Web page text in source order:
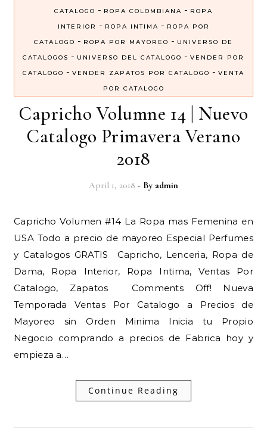
CATALOGO - ROPA COLOMBIANA - ROPA
INTERIOR
- ROPA INTIMA - ROPA POR
CATALOGO - ROPA POR MAYOREO - UNIVERSO DE
CATALOGOS - UNIVERSO DEL CATALOGO - VENDER POR
CATALOGO - VENDER ZAPATOS POR CATALOGO - VENTA
POR CATALOGO
Capricho Volumne 14 | Nuevo
Catalogo Primavera Verano
2018
April 1, 2018 - By admin
Capricho Volumen #14 La Ropa mas Femenina en
USA Todo a precio de mayoreo Especial Perfumes
y Catalogos GRATIS Capricho, Lenceria, Ropa de
Dama, Ropa Interior, Ropa Intima, Ventas Por
Catalogo, Zapatos Comments Off! Nueva
Temporada Ventas Por Catalogo a Precios de
Mayoreo sin Orden Minima Inicia tu Propio
Negocio comprando a precios de Fabrica hoy y
empieza a…
Continue Reading